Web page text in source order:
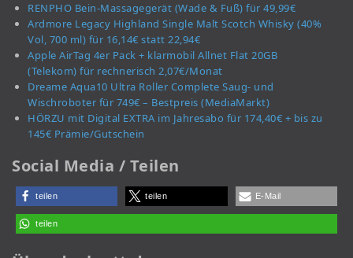
RENPHO Bein-Massagegerät (Wade & Fuß) für 49,99€
Ardmore Legacy Highland Single Malt Scotch Whisky (40%
Vol, 700 ml) für 16,14€ statt 22,94€
Apple AirTag 4er Pack + klarmobil Allnet Flat 20GB
(Telekom) für rechnerisch 2,07€/Monat
Dreame Aqua10 Ultra Roller Complete Saug- und
Wischroboter für 749€ – Bestpreis (MediaMarkt)
HÖRZU mit Digital EXTRA im Jahresabo für 174,40€ + bis zu
145€ Prämie/Gutschein
Social Media / Teilen
teilen teilen E-Mail
teilen